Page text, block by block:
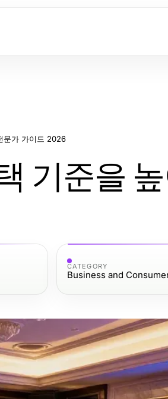
문가 가이드 2026
기준을
CATEGORY
Business and